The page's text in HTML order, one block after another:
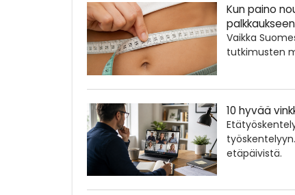
Kun paino
palkkaukseen
Vaikka
tutkimusten
10 hyvää
etäpäivistä.